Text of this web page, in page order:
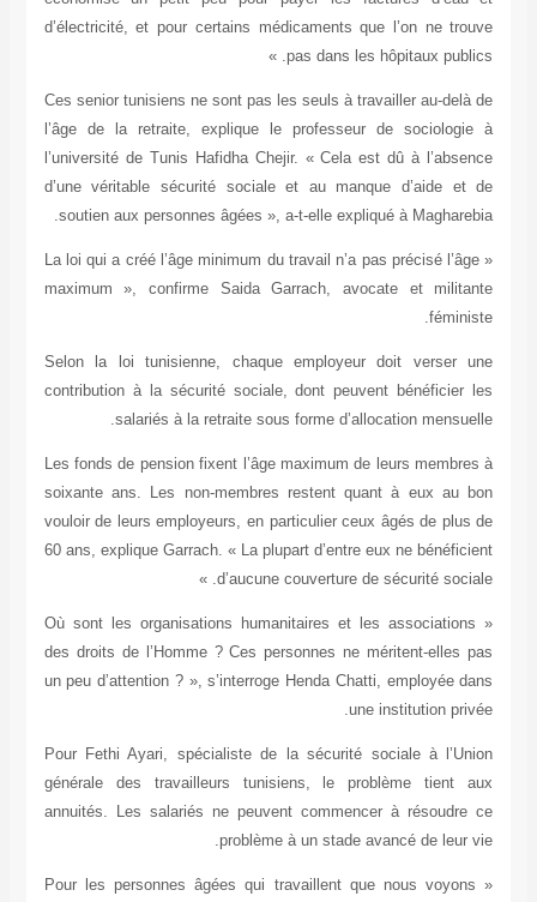
d’électricité, et pour certains médicaments
pas dans les
Ces senior tunisiens ne sont pas les seuls à
l’âge de la retraite, explique le
l’université de Tunis Hafidha Chejir. « Cela
d’une véritable sécurité sociale et au
soutien aux personnes âgées », a-t-elle
« La loi qui a créé l’âge minimum du travail n’a
maximum », confirme Saida Garrach,
Selon la loi tunisienne, chaque
contribution à la sécurité sociale, dont
salariés à la retraite sous forme
Les fonds de pension fixent l’âge maximum
soixante ans. Les non-membres restent
vouloir de leurs employeurs, en particulier
60 ans, explique Garrach. « La plupart d’entre
d’aucune couverture
« Où sont les organisations humanitaires et
des droits de l’Homme ? Ces personnes ne
un peu d’attention ? », s’interroge Henda
Pour Fethi Ayari, spécialiste de la sécurité
générale des travailleurs tunisiens, le
annuités. Les salariés ne peuvent
problème à un stade
« Pour les personnes âgées qui travaillent